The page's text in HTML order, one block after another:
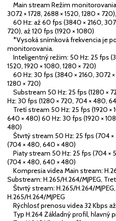
Main stream Režim
3072 × 1728, 2688 × 1520, 1280 ×
60 Hz: až 60 fps (3840 × 2160,
720), až 120 fps (1920 × 1080)
*Vysoká snímková frekvencia je
monitorovania.
Inteligentný režim: 50 Hz: 25 fps
1520, 1920 × 1080, 1280 × 720)
60 Hz: 30 fps (3840 × 2160, 3072 ×
1280 × 720)
Substream 50 Hz: 25 fps (1280 ×
Hz: 30 fps (1280 × 720, 704 × 480,
Tretí stream 50 Hz: 25 fps (1920 ×
640 × 480) 60 Hz: 30 fps (1920 ×
480)
Štvrtý stream 50 Hz: 25 fps (704
(704 × 480, 640 × 480)
Piaty stream 50 Hz: 25 fps (704 ×
(704 × 480, 640 × 480)
Kompresia videa Main stream:
Substream: H.265/H.264/MJPEG,
Štvrtý stream: H.265/H.264/
H.265/H.264/MJPEG
Rýchlosť prenosu videa 32 Kbps až
Typ H.264 Základný profil, hlavný